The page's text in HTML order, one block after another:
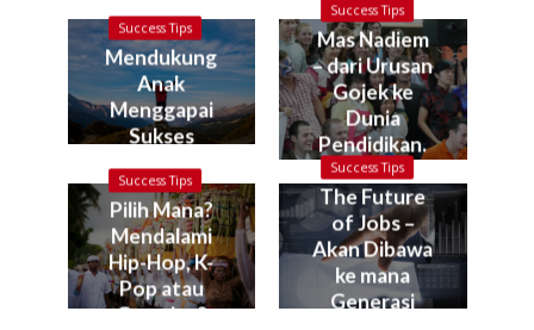
Success Tips
Mendukung
Anak
Menggapai
Sukses
Success Tips
Mas Nadiem
– dari Urusan
Gojek ke
Dunia
Pendidikan.
Kok bisa?
Success Tips
Pilih Mana?
Mendalami
Hip-Hop, K-
Pop atau
Gamelan?
Success Tips
The Future
of Jobs –
Akan Dibawa
ke mana
Generasi